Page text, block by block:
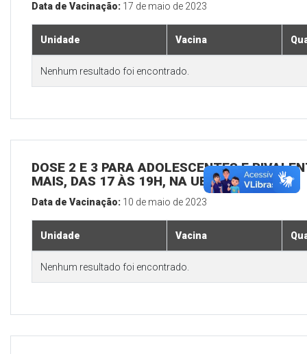
Data de Vacinação: 17 de maio de 2023
Unidade Vacina
Nenhum resultado foi encontrado.
DOSE 2 E 3 PARA ADOLESCENTES E
MAIS, DAS 17 ÀS 19H, NA UBS SEDE
Data de Vacinação: 10 de maio de 2023
Unidade Vacina
Nenhum resultado foi encontrado.